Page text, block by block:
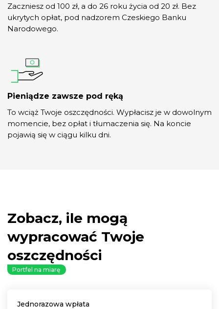
Zaczniesz od 100 zł, a do 26 roku życia od 20 zł. Bez
ukrytych opłat, pod nadzorem Czeskiego Banku
Narodowego.
Pieniądze zawsze pod ręką
To wciąż Twoje oszczędności. Wypłacisz je w dowolnym
momencie, bez opłat i tłumaczenia się. Na koncie
pojawią się w ciągu kilku dni.
Zobacz, ile mogą
wypracować Twoje
oszczędności
Portfel na miarę
Jednorazowa wpłata